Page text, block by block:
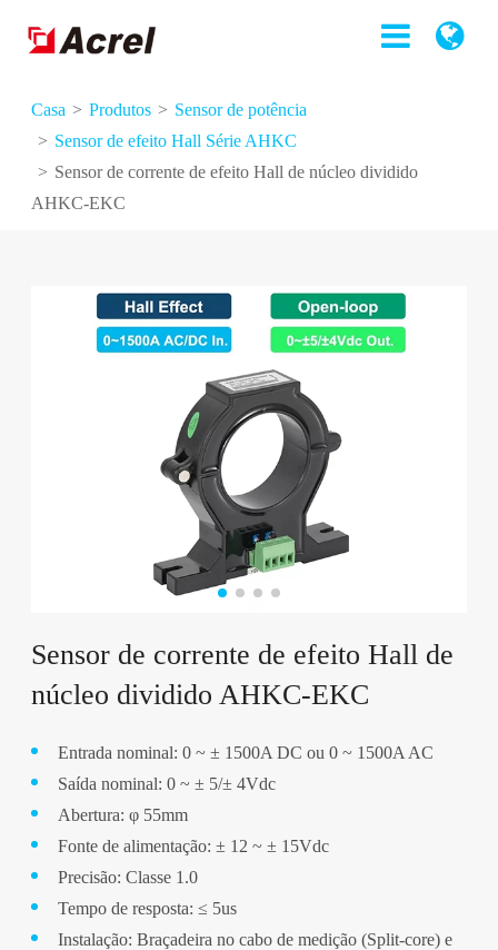
Casa Produtos
Sensor de potência
Sensor de efeito Hall Série AHKC
Sensor de corrente de efeito Hall de núcleo dividido
AHKC-EKC
Sensor de corrente de efeito Hall de
núcleo dividido AHKC-EKC
Entrada nominal: 0 ~ ± 1500A DC ou 0 ~ 1500A AC
Saída nominal: 0 ~ ± 5/± 4Vdc
Abertura: φ 55mm
Fonte de alimentação: ± 12 ~ ± 15Vdc
Precisão: Classe 1.0
Tempo de resposta: ≤ 5us
Instalação: Braçadeira no cabo de medição (Split-core) e